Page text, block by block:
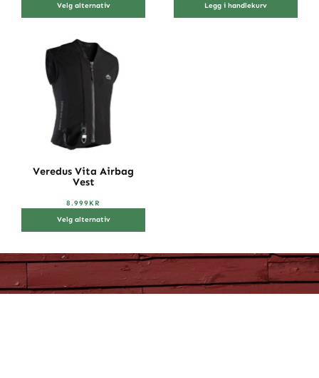
Velg alternativ
Legg i handlekurv
Veredus Vita Airbag
Vest
8.999KR
Velg alternativ